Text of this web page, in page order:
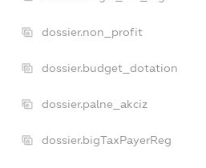
dossier.non_profit
dossier.budget_dotation
dossier.palne_akciz
dossier.bigTaxPayerReg